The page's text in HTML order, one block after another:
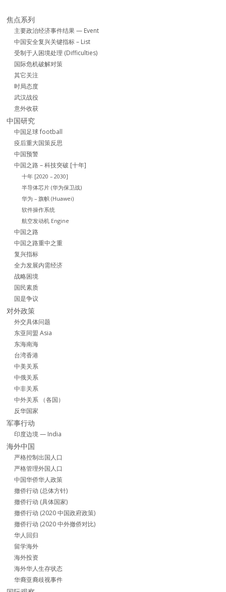
焦点系列
主要政治经济事件结果 — Event
中国安全复兴关键指标 – List
受制于人困境处理 (Difficulties)
国际危机破解对策
其它关注
时局态度
武汉战役
意外收获
中国研究
中国足球 football
疫后重大国策反思
中国预警
中国之路 – 科技突破 [十年]
十年 [2020 – 2030]
半导体芯片 (华为保卫战)
华为 – 旗帜 (Huawei)
软件操作系统
航空发动机 Engine
中国之路
中国之路重中之重
复兴指标
全力发展内需经济
战略困境
国民素质
国是争议
对外政策
外交具体问题
东亚同盟 Asia
东海南海
台湾香港
中美关系
中俄关系
中非关系
中外关系 （各国）
反华国家
军事行动
印度边境 — India
海外中国
严格控制出国人口
严格管理外国人口
中国华侨华人政策
撤侨行动 (总体方针)
撤侨行动 (具体国家)
撤侨行动 (2020 中国政府政策)
撤侨行动 (2020 中外撤侨对比)
华人回归
留学海外
海外投资
海外华人生存状态
华裔亚裔歧视事件